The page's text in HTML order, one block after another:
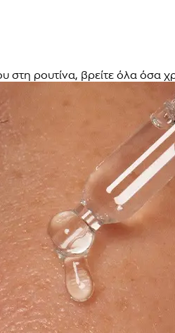
ρουτίνα, βρείτε όλα όσα